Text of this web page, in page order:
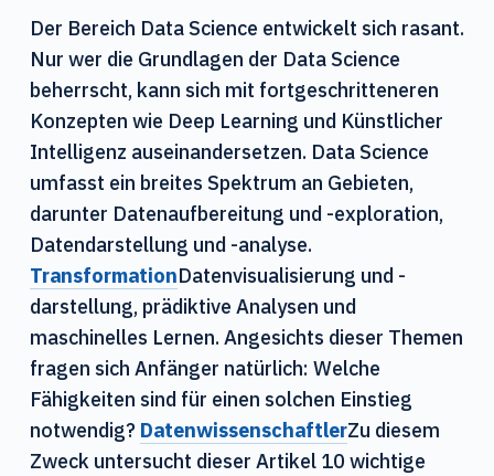
Der Bereich Data Science entwickelt sich rasant.
Nur wer die Grundlagen der Data Science
beherrscht, kann sich mit fortgeschritteneren
Konzepten wie Deep Learning und Künstlicher
Intelligenz auseinandersetzen. Data Science
umfasst ein breites Spektrum an Gebieten,
darunter Datenaufbereitung und -exploration,
Datendarstellung und -analyse.
TransformationDatenvisualisierung und -
darstellung, prädiktive Analysen und
maschinelles Lernen. Angesichts dieser Themen
fragen sich Anfänger natürlich: Welche
Fähigkeiten sind für einen solchen Einstieg
notwendig? DatenwissenschaftlerZu diesem
Zweck untersucht dieser Artikel 10 wichtige